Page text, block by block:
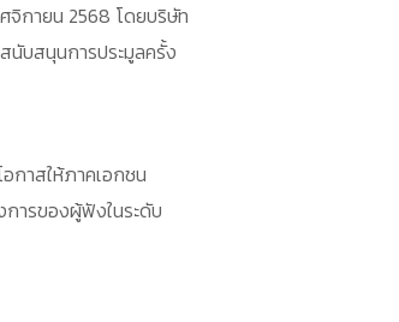
จิกายน 2568 โดยบริษัท
นับสนุนการประมูลครั้ง
กาสให้ภาคเอกชน
ารของผู้ฟังในระดับ